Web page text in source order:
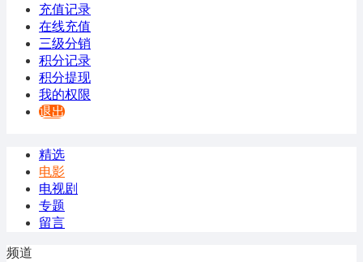
充值记录
在线充值
三级分销
积分记录
积分提现
我的权限
退出
精选
电影
电视剧
专题
留言
频道